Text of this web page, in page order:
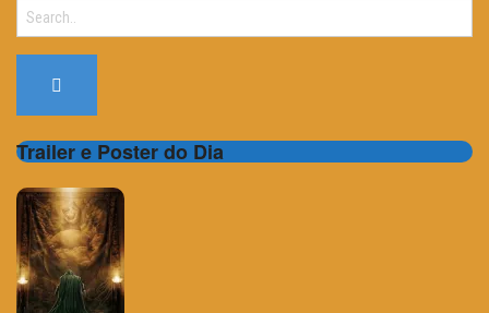
Trailer e Poster do Dia